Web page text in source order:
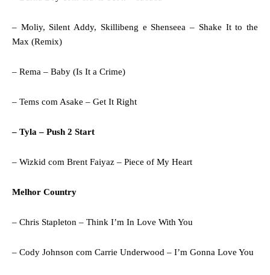
– Moliy, Silent Addy, Skillibeng e Shenseea – Shake It to the
Max (Remix)
– Rema – Baby (Is It a Crime)
– Tems com Asake – Get It Right
– Tyla – Push 2 Start
– Wizkid com Brent Faiyaz – Piece of My Heart
Melhor Country
– Chris Stapleton – Think I’m In Love With You
– Cody Johnson com Carrie Underwood – I’m Gonna Love You